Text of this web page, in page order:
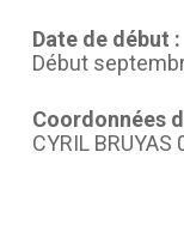
Date de début :
Début
Coordonnées
CYRIL